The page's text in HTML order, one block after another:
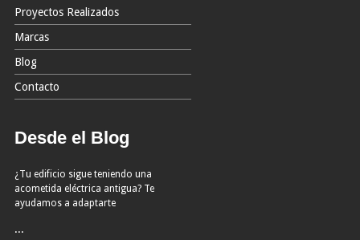
Proyectos Realizados
Marcas
Blog
Contacto
Desde el Blog
¿Tu edificio sigue teniendo una
acometida eléctrica antigua? Te
ayudamos a adaptarte
...